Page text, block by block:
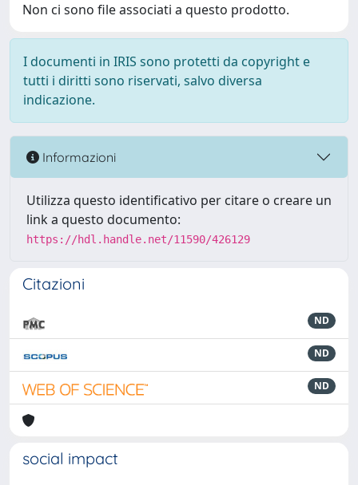
Non ci sono file associati a questo prodotto.
I documenti in IRIS sono protetti da copyright e
tutti i diritti sono riservati, salvo diversa
indicazione.
Informazioni
Utilizza questo identificativo per citare o creare un
link a questo documento:
https://hdl.handle.net/11590/426129
Citazioni
ND
ND
ND
social impact